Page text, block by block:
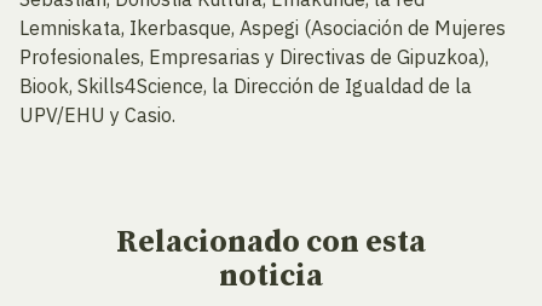
Lemniskata, Ikerbasque, Aspegi (Asociación de Mujeres
Profesionales, Empresarias y Directivas de Gipuzkoa),
Biook, Skills4Science, la Dirección de Igualdad de la
UPV/EHU y Casio.
Relacionado con esta
noticia